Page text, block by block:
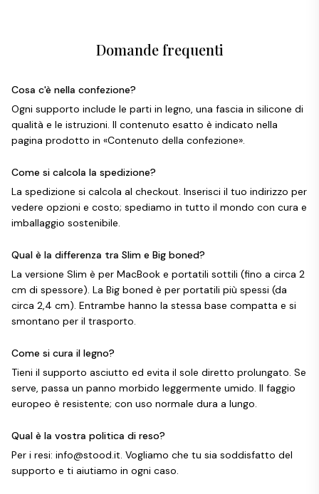
Domande frequenti
Cosa c'è nella confezione?
Ogni supporto include le parti in legno, una fascia in silicone di
qualità e le istruzioni. Il contenuto esatto è indicato nella
pagina prodotto in «Contenuto della confezione».
Come si calcola la spedizione?
La spedizione si calcola al checkout. Inserisci il tuo indirizzo per
vedere opzioni e costo; spediamo in tutto il mondo con cura e
imballaggio sostenibile.
Qual è la differenza tra Slim e Big boned?
La versione Slim è per MacBook e portatili sottili (fino a circa 2
cm di spessore). La Big boned è per portatili più spessi (da
circa 2,4 cm). Entrambe hanno la stessa base compatta e si
smontano per il trasporto.
Come si cura il legno?
Tieni il supporto asciutto ed evita il sole diretto prolungato. Se
serve, passa un panno morbido leggermente umido. Il faggio
europeo è resistente; con uso normale dura a lungo.
Qual è la vostra politica di reso?
Per i resi: info@stood.it. Vogliamo che tu sia soddisfatto del
supporto e ti aiutiamo in ogni caso.